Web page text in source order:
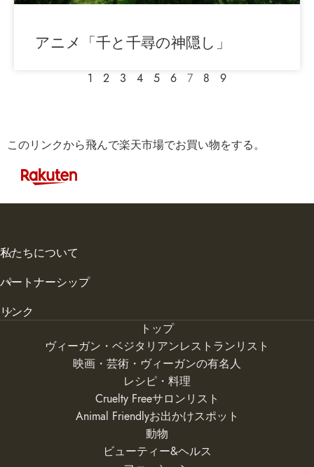
アニメ「千と千尋の神隠し」
1 2 3 4 5 6 7 8 9
このリンクから飛んで楽天市場でお買い物をする。
私たちについて
パートナーシップ
リンク
トップ
ヴィーガン・ベジタリアンレストランリスト
映画・芸術・ヴィーガンの有名人
レシピ・料理
Cruelty Freeサロンリスト
Animal Friendlyお出かけスポット
動物
ビューティー&ヘルス